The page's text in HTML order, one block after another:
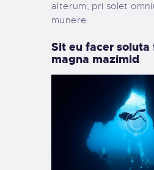
alterum, pri solet
munere.
Sit eu facer soluta
magna mazimid